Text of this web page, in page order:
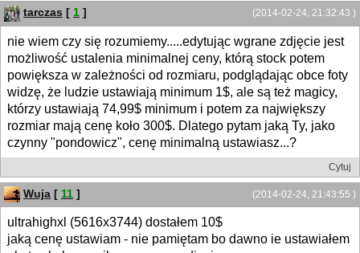
(2014-02-24, 21:32:43 )
tarczas [ 1 ]
nie wiem czy się rozumiemy.....edytując wgrane zdjęcie jest
możliwość ustalenia minimalnej ceny, którą stock potem
powiększa w zależności od rozmiaru, podglądając obce foty
widzę, że ludzie ustawiają minimum 1$, ale są też magicy,
którzy ustawiają 74,99$ minimum i potem za największy
rozmiar mają cenę koło 300$. Dlatego pytam jaką Ty, jako
czynny "pondowicz", cenę minimalną ustawiasz...?
Cytuj
(2014-02-24, 21:43:55 )
Wuja [ 11 ]
ultrahighxl (5616x3744) dostałem 10$
jaką cenę ustawiam - nie pamiętam bo dawno ie ustawiałem